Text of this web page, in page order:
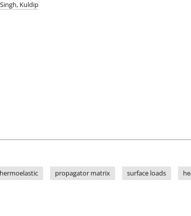
Singh, Kuldip
propagator matrix surface loads